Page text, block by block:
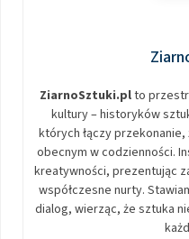
ZiarnoSztuki.plto
kultury – historyków
których łączy
obecnym w codzienności.
kreatywności, prezentując
współczesne nurty.
dialog, wierząc, że sztuka